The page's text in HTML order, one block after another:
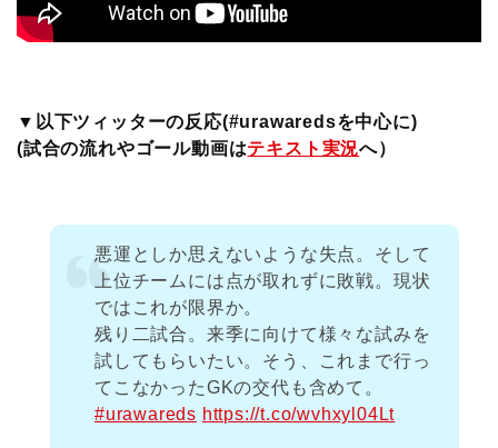
▼以下ツィッターの反応(#urawaredsを中心に)
(試合の流れやゴール動画はテキスト実況へ）
悪運としか思えないような失点。そして
上位チームには点が取れずに敗戦。現状
ではこれが限界か。
残り二試合。来季に向けて様々な試みを
試してもらいたい。そう、これまで行っ
てこなかったGKの交代も含めて。
#urawareds https://t.co/wvhxyl04Lt